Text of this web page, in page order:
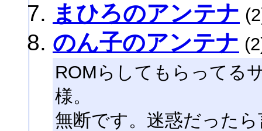
まひろのアンテナ
のん子のアンテナ
ROMらしてもらってる
様。
無断です。迷惑だった